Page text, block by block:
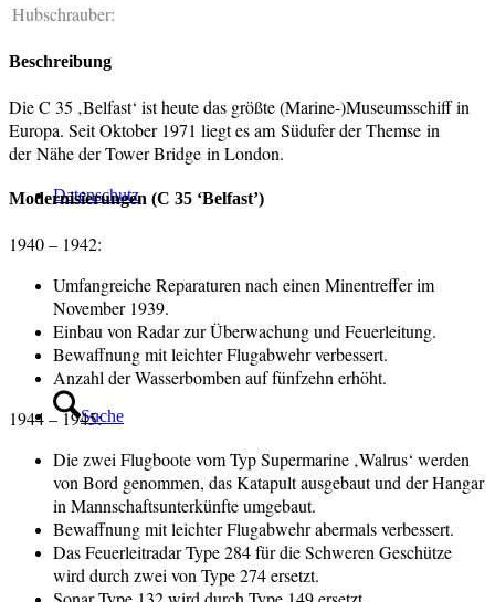
Datenschutz
Suche
Hubschrauber:
Beschreibung
Die C 35 ‚Belfast‘ ist heute das größte (Marine-)Museumsschiff in
Europa. Seit Oktober 1971 liegt es am Südufer der Themse in
der Nähe der Tower Bridge in London.
Modernisierungen (C 35 ‘Belfast’)
1940 – 1942:
Umfangreiche Reparaturen nach einen Minentreffer im
November 1939.
Einbau von Radar zur Überwachung und Feuerleitung.
Bewaffnung mit leichter Flugabwehr verbessert.
Anzahl der Wasserbomben auf fünfzehn erhöht.
1944 – 1945:
Die zwei Flugboote vom Typ Supermarine ‚Walrus‘ werden
von Bord genommen, das Katapult ausgebaut und der Hangar
in Mannschaftsunterkünfte umgebaut.
Bewaffnung mit leichter Flugabwehr abermals verbessert.
Das Feuerleitradar Type 284 für die Schweren Geschütze
wird durch zwei von Type 274 ersetzt.